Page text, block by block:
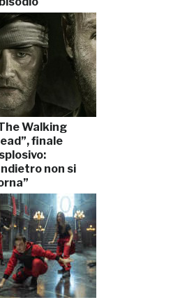
Walking
finale
non si